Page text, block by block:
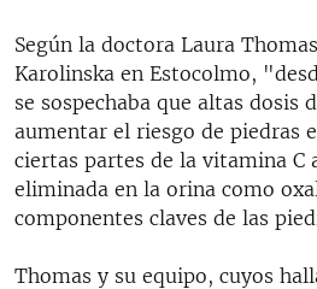
Según la doctora Laura
Karolinska en Estocolmo,
se sospechaba que altas dosis
aumentar el riesgo de piedras
ciertas partes de la vitamina C
eliminada en la orina como
componentes claves de las
Thomas y su equipo, cuyos